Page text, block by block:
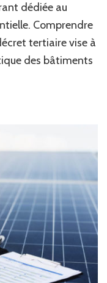
dédiée au
Comprendre
tertiaire vise à
des bâtiments